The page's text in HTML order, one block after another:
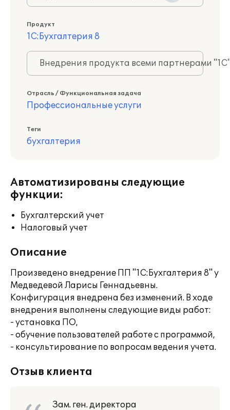
Продукт
1С:Бухгалтерия 8
Внедрения продукта всеми партнерами
Отрасль / Функциональная задача
Профессиональные услуги
Теги
бухгалтерия
Автоматизированы следующие
функции:
Бухгалтерский учет
Налоговый учет
Описание
Произведено внедрение ПП "1С:Бухгалтерия 8" у
Медведевой Ларисы Геннадьевны.
Конфигурация внедрена без изменений. В ходе
внедрения выполнены следующие виды работ:
- установка ПО,
- обучение пользователей работе с программой,
- консультирование по вопросам ведения учета.
Отзыв клиента
Зам. ген. директора